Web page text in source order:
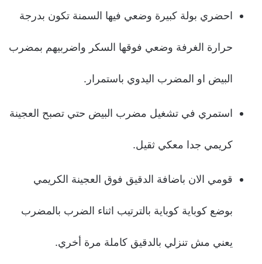
احضري بولة كبيرة وضعي فيها السمنة تكون بدرجة
حرارة الغرفة وضعي فوقها السكر واضربيهم بمضرب
البيض او المضرب اليدوي باستمرار.
استمري في تشغيل مضرب البيض حتي تصبح العجينة
كريمي جدا معكي ثقيل.
قومي الان باضافة الدقيق فوق العجينة الكريمي
بوضع كوباية كوباية بالترتيب اثناء الضرب بالمضرب
يعني مش تنزلي بالدقيق كاملة مرة أخري.